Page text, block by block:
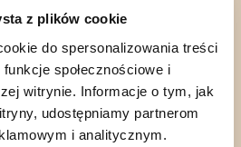
z plików cookie
do spersonalizowania treści
społecznościowe i
witrynie. Informacje o tym, jak
udostępniamy partnerom
i analitycznym.
wysyłamy
do
terminie realizacji,
się z nami.